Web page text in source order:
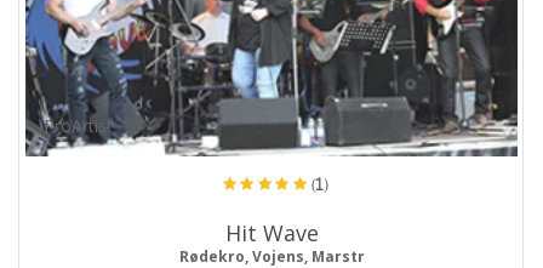
ProArtist
(1)
Hit Wave
Rødekro, Vojens, Marstr